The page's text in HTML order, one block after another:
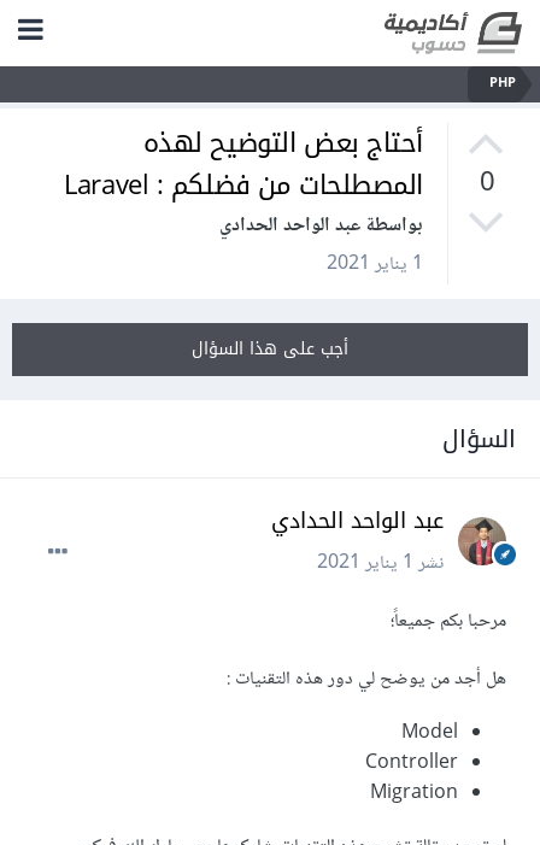
PHP
0
أحتاج بعض التوضيح لهذه
المصطلحات من فضلكم : Laravel
بواسطة عبد الواحد الحدادي
1 يناير 2021
أجب على هذا السؤال
السؤال
عبد الواحد الحدادي
نشر1 يناير 2021
مرحبا بكم جميعاً؛
هل أجد من يوضح لي دور هذه التقنيات :
Model
Controller
Migration